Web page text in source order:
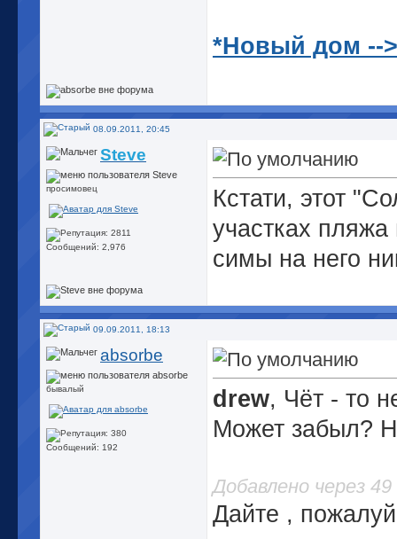
*Новый дом -->
08.09.2011, 20:45
Steve
просимовец
Сообщений: 2,976
Кстати, этот
участках пляжа
симы на него
09.09.2011, 18:13
absorbe
бывалый
Сообщений: 192
drew, Чёт - то
Может забыл?
Добавлено через 49
Дайте ,